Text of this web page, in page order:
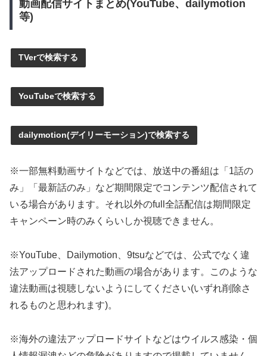
動画配信サイトまとめ(YouTube、dailymotion
等)
TVerで検索する
YouTubeで検索する
dailymotion(デイリーモーション)で検索する
※一部無料動画サイトなどでは、放送中の番組は「1話の
み」「最新話のみ」など期間限定でコンテンツ配信されて
いる場合があります。それ以外のfull全話配信は期間限定
キャンペーン時のみくらいしか視聴できません。
※YouTube、Dailymotion、9tsuなどでは、公式でなく違
法アップロードされた動画の場合があります。このような
違法動画は視聴しないようにしてください(いずれ削除さ
れるものと思われます)。
※海外の違法アップロードサイトなどはウイルス感染・個